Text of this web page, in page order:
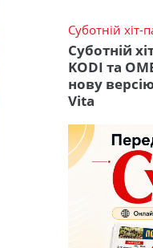
Суботній хіт-
Суботній
KODI та
нову
Vita